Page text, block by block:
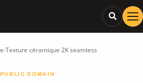
/Texture céramique 2K seamless
DOMAIN